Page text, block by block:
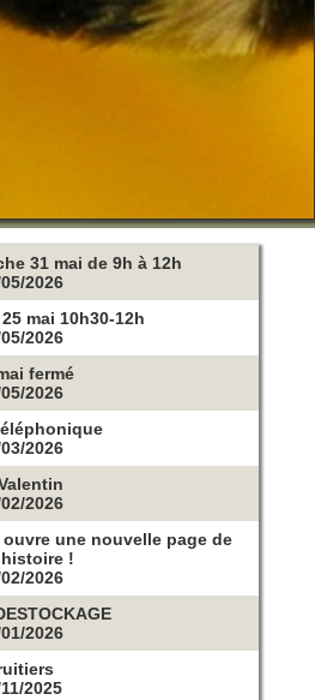
31 mai de 9h à 12h
2026
mai 10h30-12h
2026
fermé
2026
2026
2026
une nouvelle page de
!
2026
2026
2025